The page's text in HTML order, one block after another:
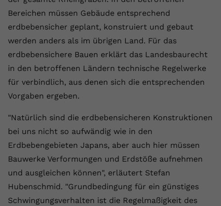
Bereichen müssen Gebäude entsprechend
erdbebensicher geplant, konstruiert und gebaut
werden anders als im übrigen Land. Für das
erdbebensichere Bauen erklärt das Landesbaurecht
in den betroffenen Ländern technische Regelwerke
für verbindlich, aus denen sich die entsprechenden
Vorgaben ergeben.
"Natürlich sind die erdbebensicheren Konstruktionen
bei uns nicht so aufwändig wie in den
Erdbebengebieten Japans, aber auch hier müssen
Bauwerke Verformungen und Erdstöße aufnehmen
und ausgleichen können", erläutert Stefan
Hubenschmid. "Grundbedingung für ein günstiges
Schwingungsverhalten ist die Regelmaßigkeit des
Name yt.innertube::requests
Anbieter youtube.com
Laufzeit Session
Zweck
Dieser von YouTube gesetzte Cookie
registriert eine eindeutige ID, um
Daten darüber zu speichern, welche
gesehen hat.
Anbieter Youtube.com
Laufzeit Session